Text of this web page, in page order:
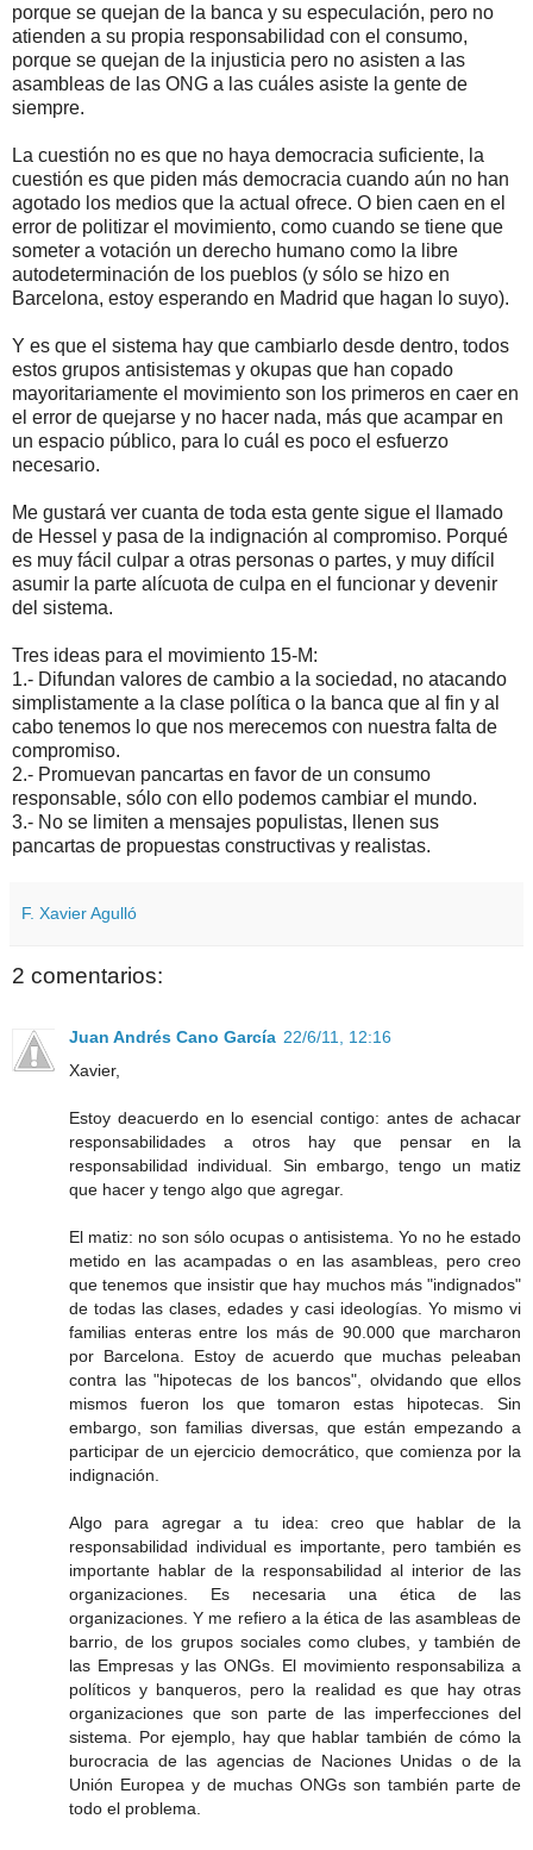
porque se quejan de la banca y su especulación, pero no
atienden a su propia responsabilidad con el consumo,
porque se quejan de la injusticia pero no asisten a las
asambleas de las ONG a las cuáles asiste la gente de
siempre.
La cuestión no es que no haya democracia suficiente, la
cuestión es que piden más democracia cuando aún no han
agotado los medios que la actual ofrece. O bien caen en el
error de politizar el movimiento, como cuando se tiene que
someter a votación un derecho humano como la libre
autodeterminación de los pueblos (y sólo se hizo en
Barcelona, estoy esperando en Madrid que hagan lo suyo).
Y es que el sistema hay que cambiarlo desde dentro, todos
estos grupos antisistemas y okupas que han copado
mayoritariamente el movimiento son los primeros en caer en
el error de quejarse y no hacer nada, más que acampar en
un espacio público, para lo cuál es poco el esfuerzo
necesario.
Me gustará ver cuanta de toda esta gente sigue el llamado
de Hessel y pasa de la indignación al compromiso. Porqué
es muy fácil culpar a otras personas o partes, y muy difícil
asumir la parte alícuota de culpa en el funcionar y devenir
del sistema.
Tres ideas para el movimiento 15-M:
1.- Difundan valores de cambio a la sociedad, no atacando
simplistamente a la clase política o la banca que al fin y al
cabo tenemos lo que nos merecemos con nuestra falta de
compromiso.
2.- Promuevan pancartas en favor de un consumo
responsable, sólo con ello podemos cambiar el mundo.
3.- No se limiten a mensajes populistas, llenen sus
pancartas de propuestas constructivas y realistas.
F. Xavier Agulló
2 comentarios:
Juan Andrés Cano García 22/6/11, 12:16
Xavier,
Estoy deacuerdo en lo esencial contigo: antes de achacar
responsabilidades a otros hay que pensar en la
responsabilidad individual. Sin embargo, tengo un matiz
que hacer y tengo algo que agregar.
El matiz: no son sólo ocupas o antisistema. Yo no he estado
metido en las acampadas o en las asambleas, pero creo
que tenemos que insistir que hay muchos más "indignados"
de todas las clases, edades y casi ideologías. Yo mismo vi
familias enteras entre los más de 90.000 que marcharon
por Barcelona. Estoy de acuerdo que muchas peleaban
contra las "hipotecas de los bancos", olvidando que ellos
mismos fueron los que tomaron estas hipotecas. Sin
embargo, son familias diversas, que están empezando a
participar de un ejercicio democrático, que comienza por la
indignación.
Algo para agregar a tu idea: creo que hablar de la
responsabilidad individual es importante, pero también es
importante hablar de la responsabilidad al interior de las
organizaciones. Es necesaria una ética de las
organizaciones. Y me refiero a la ética de las asambleas de
barrio, de los grupos sociales como clubes, y también de
las Empresas y las ONGs. El movimiento responsabiliza a
políticos y banqueros, pero la realidad es que hay otras
organizaciones que son parte de las imperfecciones del
sistema. Por ejemplo, hay que hablar también de cómo la
burocracia de las agencias de Naciones Unidas o de la
Unión Europea y de muchas ONGs son también parte de
todo el problema.